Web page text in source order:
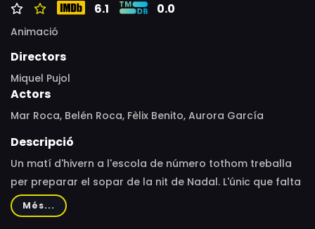
6.1 0.0
Animació
Directors
Miquel Pujol
Actors
Mar Roca, Belén Roca, Fèlix Benito, Aurora García
Descripció
Un matí d'hivern a l'escola de número tothom treballa
per preparar el sopar de la nit de Nadal. L'únic que falta
és l'Infinit, l'ajudant del professor Aristòtil, que s'ha
adormit. Quan arriba a la cuina, tard, provoca tants
Més...